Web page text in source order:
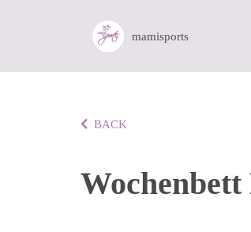
mamisports
BACK